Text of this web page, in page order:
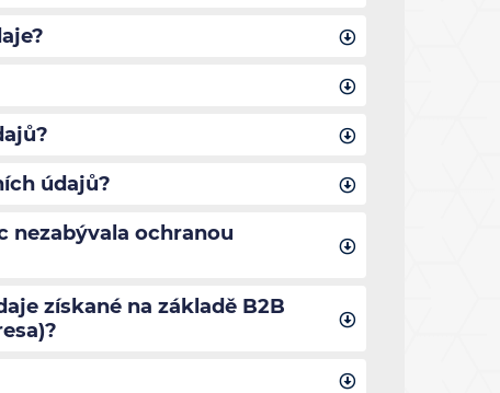
údajů?
nezabývala ochranou
získané na základě B2B